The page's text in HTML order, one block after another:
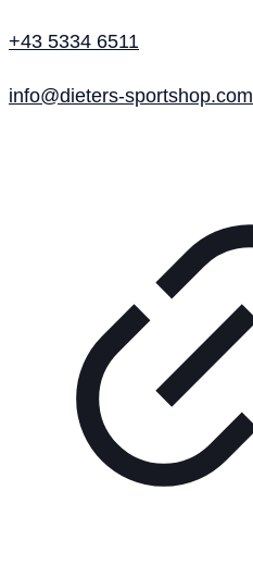
+43 5334 6511
info@dieters-sportshop.com